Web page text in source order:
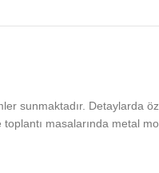
sunmaktadır. Detaylarda
masalarında metal